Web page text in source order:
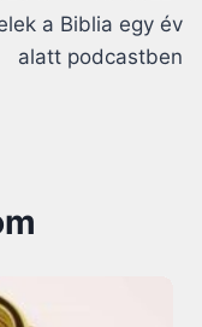
a Biblia egy év
alatt podcastben